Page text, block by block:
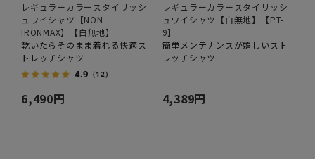
レギュラーカラースタイリッシ
ュワイシャツ【NON
IRONMAX】【白無地】
乾いたらそのまま着れる快適ス
トレッチシャツ
4.9 （12）
6,490円
レギュラーカラースタイリッシ
ュワイシャツ【白無地】【PT-
9】
簡単メンテナンスが嬉しいスト
レッチシャツ
4,389円